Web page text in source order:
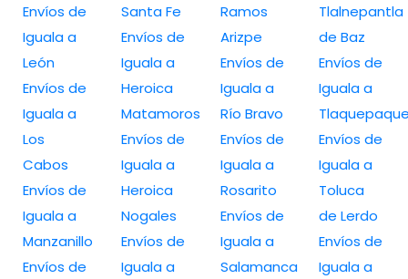
Envíos de
Iguala a
León
Envíos de
Iguala a
Los
Cabos
Envíos de
Iguala a
Manzanillo
Envíos de
Santa Fe
Envíos de
Iguala a
Heroica
Matamoros
Envíos de
Iguala a
Heroica
Nogales
Envíos de
Iguala a
Ramos
Arizpe
Envíos de
Iguala a
Río Bravo
Envíos de
Iguala a
Rosarito
Envíos de
Iguala a
Salamanca
Tlalnepantla
de Baz
Envíos de
Iguala a
Envíos de
Iguala a
Toluca
de Lerdo
Envíos de
Iguala a